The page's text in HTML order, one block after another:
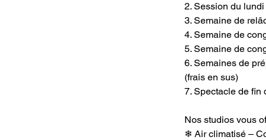
2. Session du
3. Semaine de
4. Semaine de
5. Semaine de
6. Semaines de
(frais en sus)
7. Spectacle de fin
Nos studios vous
❄ Air climatisé –